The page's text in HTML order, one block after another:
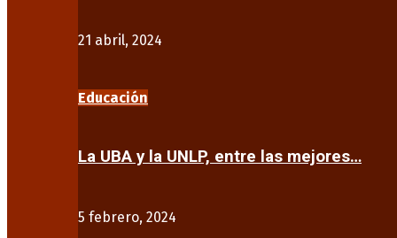
21 abril, 2024
Educación
La UBA y la UNLP, entre las mejores…
5 febrero, 2024